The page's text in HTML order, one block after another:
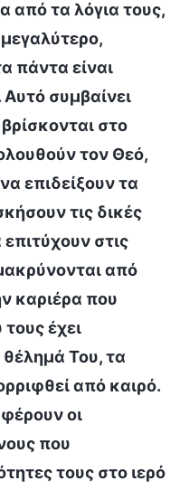
από τα λόγια τους,
πάντα είναι
συμβαίνει
στο
τον Θεό,
επιδείξουν τα
τις δικές
στις
από
καριέρα που
έχει
θέλημά Του, τα
από καιρό.
οι
που
τους στο ιερό